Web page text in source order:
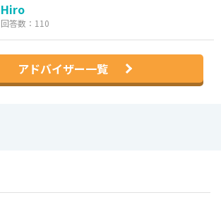
Hiro
回答数：110
アドバイザー一覧